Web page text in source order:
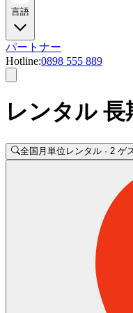
言語
パートナー
Hotline:0898 555 889
レンタル
全国 月単位レンタル · 2 ゲ